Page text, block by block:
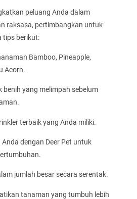
peluang Anda dalam
raksasa, pertimbangkan untuk
tips berikut:
Bamboo, Pineapple,
Acorn.
benih yang melimpah sebelum
terbaik yang Anda miliki.
dengan Deer Pet untuk
jumlah besar secara serentak.
tanaman yang tumbuh lebih